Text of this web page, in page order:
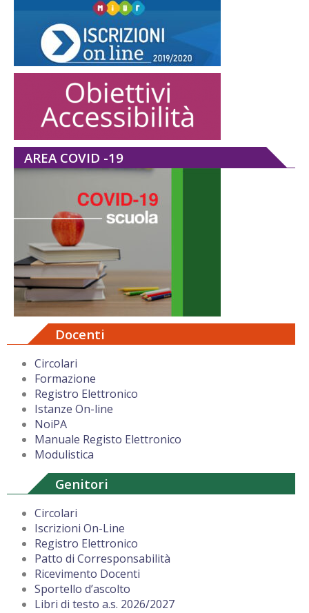
AREA COVID -19
Docenti
Circolari
Formazione
Registro Elettronico
Istanze On-line
NoiPA
Manuale Registo Elettronico
Modulistica
Genitori
Circolari
Iscrizioni On-Line
Registro Elettronico
Patto di Corresponsabilità
Ricevimento Docenti
Sportello d’ascolto
Libri di testo a.s. 2026/2027